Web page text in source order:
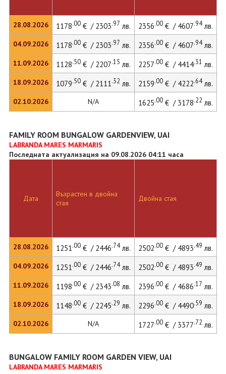
28.08.2026
04.09.2026
11.09.2026
18.09.2026
02.10.2026
1178.00€ / 2303.97 лв. 2356.00€ / 4607.94лв.
1178.00€ / 2303.97 лв. 2356.00€ / 4607.94лв.
1128.50€ / 2207.15 лв. 2257.00€ / 4414.31 лв.
1079.50€ / 2111.32 лв. 2159.00€ / 4222.64лв.
N/A 1625.00€ / 3178.22 лв.
FAMILY ROOM BUNGALOW GARDENVIEW, UAI
LABRANDA MARES MARMARIS
Последната актуализация на 09.08.2026 04:11 часа
Дата
28.08.2026
04.09.2026
11.09.2026
18.09.2026
02.10.2026
Възрастен в двойна
стая
Двойна стая
1251.00€ / 2446.74лв. 2502.00€ / 4893.49 лв.
1251.00€ / 2446.74лв. 2502.00€ / 4893.49 лв.
1198.00€ / 2343.08 лв. 2396.00€ / 4686.17 лв.
1148.00€ / 2245.29 лв. 2296.00€ / 4490.59 лв.
N/A 1727.00€ / 3377.72 лв.
BUNGALOW FAMILY ROOM GARDEN VIEW, UAI
LABRANDA MARES MARMARIS